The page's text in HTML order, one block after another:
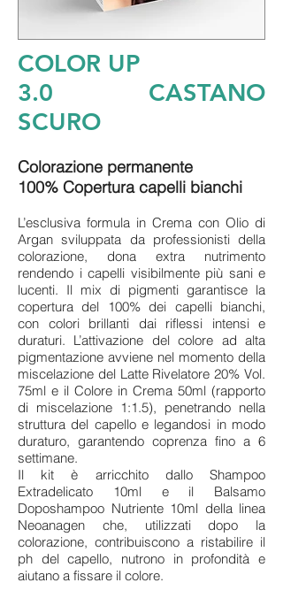
COLOR UP
3.0 CASTANO
SCURO
Colorazione permanente
100% Copertura capelli bianchi
L’esclusiva formula in Crema con Olio di
Argan sviluppata da professionisti della
colorazione, dona extra nutrimento
rendendo i capelli visibilmente più sani e
lucenti. Il mix di pigmenti garantisce la
copertura del 100% dei capelli bianchi,
con colori brillanti dai riflessi intensi e
duraturi. L’attivazione del colore ad alta
pigmentazione avviene nel momento della
miscelazione del Latte Rivelatore 20% Vol.
75ml e il Colore in Crema 50ml (rapporto
di miscelazione 1:1.5), penetrando nella
struttura del capello e legandosi in modo
duraturo, garantendo coprenza fino a 6
settimane.
Il kit è arricchito dallo Shampoo
Extradelicato 10ml e il Balsamo
Doposhampoo Nutriente 10ml della linea
Neoanagen che, utilizzati dopo la
colorazione, contribuiscono a ristabilire il
ph del capello, nutrono in profondità e
aiutano a fissare il colore.